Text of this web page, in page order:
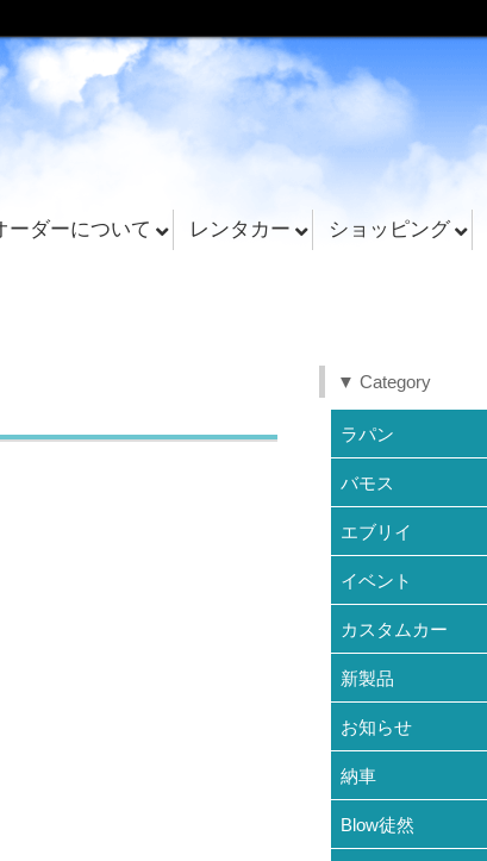
ーダーについて レンタカー ショッピング
▼ Category
ラパン
バモス
エブリイ
イベント
カスタムカー
新製品
お知らせ
納車
Blow徒然